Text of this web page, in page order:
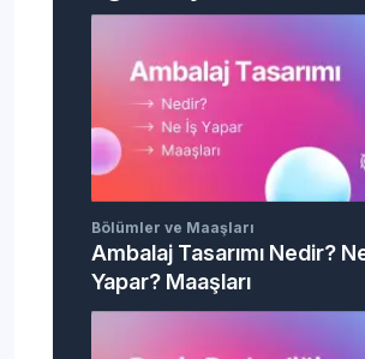
Bölümler ve Maaşları
Ambalaj Tasarımı Nedir?
Yapar? Maaşları